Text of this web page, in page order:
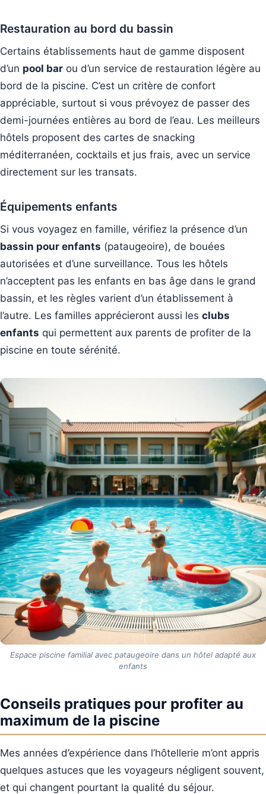
Restauration au bord du bassin
Certains établissements haut de gamme disposent
d’un pool bar ou d’un service de restauration légère au
bord de la piscine. C’est un critère de confort
appréciable, surtout si vous prévoyez de passer des
demi-journées entières au bord de l’eau. Les meilleurs
hôtels proposent des cartes de snacking
méditerranéen, cocktails et jus frais, avec un service
directement sur les transats.
Équipements enfants
Si vous voyagez en famille, vérifiez la présence d’un
bassin pour enfants (pataugeoire), de bouées
autorisées et d’une surveillance. Tous les hôtels
n’acceptent pas les enfants en bas âge dans le grand
bassin, et les règles varient d’un établissement à
l’autre. Les familles apprécieront aussi les clubs
enfants qui permettent aux parents de profiter de la
piscine en toute sérénité.
Espace piscine familial avec pataugeoire dans un hôtel adapté aux
enfants
Conseils pratiques pour profiter au
maximum de la piscine
Mes années d’expérience dans l’hôtellerie m’ont appris
quelques astuces que les voyageurs négligent souvent,
et qui changent pourtant la qualité du séjour.